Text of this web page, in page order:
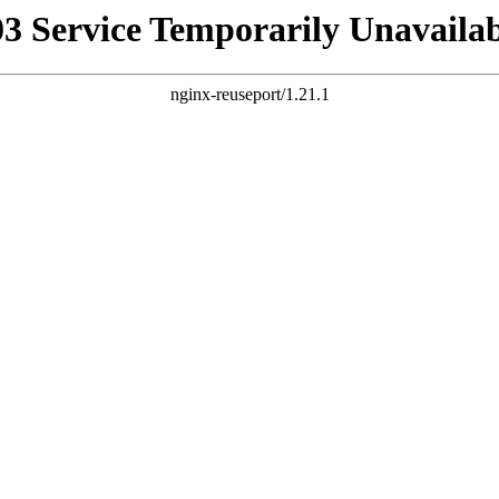
Service Temporarily
nginx-reuseport/1.21.1